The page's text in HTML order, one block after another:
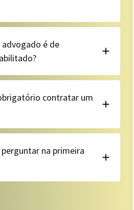
advogado é de
contratar um
na primeira